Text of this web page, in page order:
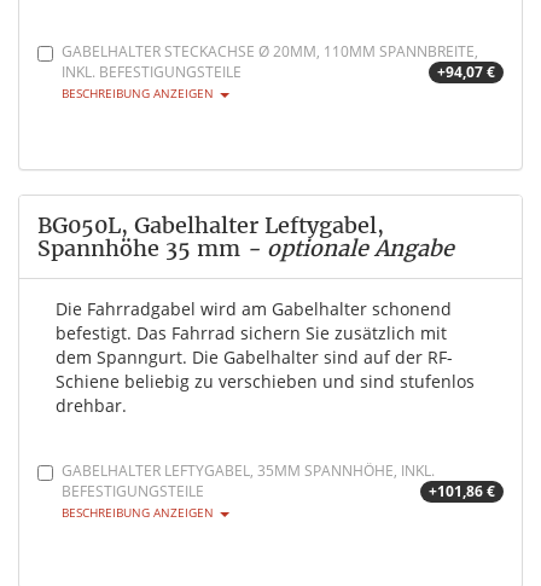
GABELHALTER STECKACHSE Ø 20MM, 110MM SPANNBREITE,
INKL. BEFESTIGUNGSTEILE
+94,07 €
BESCHREIBUNG ANZEIGEN
BG050L, Gabelhalter Leftygabel,
Spannhöhe 35 mm - optionale Angabe
Die Fahrradgabel wird am Gabelhalter schonend
befestigt. Das Fahrrad sichern Sie zusätzlich mit
dem Spanngurt. Die Gabelhalter sind auf der RF-
Schiene beliebig zu verschieben und sind stufenlos
drehbar.
GABELHALTER LEFTYGABEL, 35MM SPANNHÖHE, INKL.
BEFESTIGUNGSTEILE
+101,86 €
BESCHREIBUNG ANZEIGEN